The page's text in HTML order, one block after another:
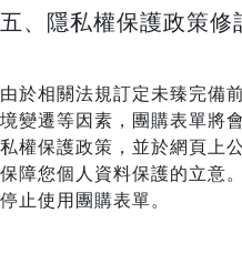
五、隱私權保護政策修
由於相關法規訂定未臻完備
境變遷等因素，團購表單將
私權保護政策，並於網頁上
保障您個人資料保護的立意
停止使用團購表單。